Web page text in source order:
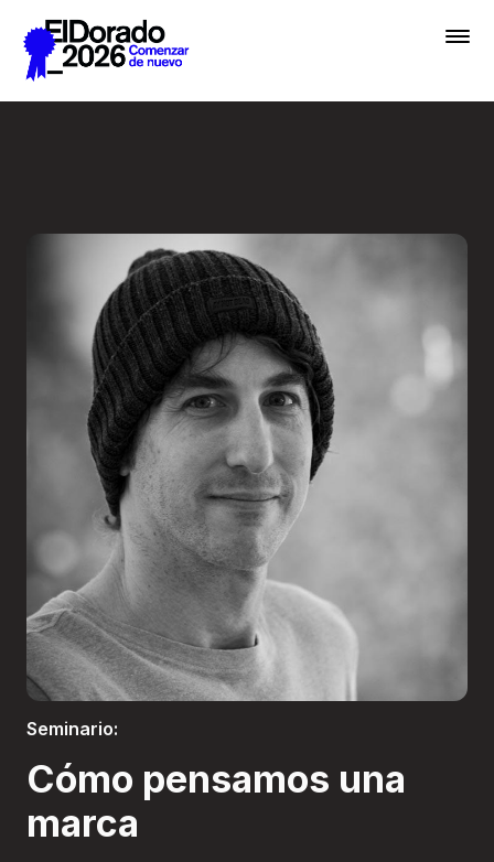
Saltar al contenido principal
Academias
Archivo
Inscribir
Boletería
Seminario:
Cómo pensamos una
marca